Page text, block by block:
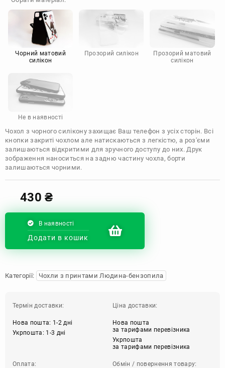
Doogee
Infinix
Sony
Motorola
Чорний матовий
силікон
Прозорий силікон
Прозорий матовий
силікон
Не в наявності
Чохол з чорного силікону захищає Ваш телефон з усіх сторін. Всі
кнопки закриті чохлом але натискаються з легкістю, а роз'єми
залишаються відкритими для зручного доступу до них. Друк
зображення наноситься на задню частину чохла, борти
залишаються чорними.
430₴
В наявності
Додати в кошик
Категорії: Чохли з принтами Людина-бензопила
Термін доставки:
Нова пошта: 1-2 дні
Укрпошта: 1-3 дні
Ціна доставки:
Нова пошта
за тарифами перевізника
Укрпошта
за тарифами перевізника
Оплата: Обмін / повернення товару: